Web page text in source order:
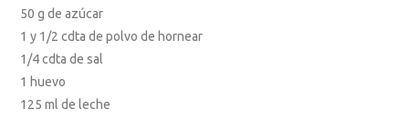
50 g de azúcar
1 y 1/2 cdta de polvo de hornear
1/4 cdta de sal
1 huevo
125 ml de leche